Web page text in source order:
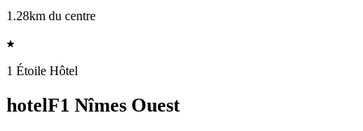
1.28km du centre
1 Étoile Hôtel
hotelF1 Nîmes Ouest